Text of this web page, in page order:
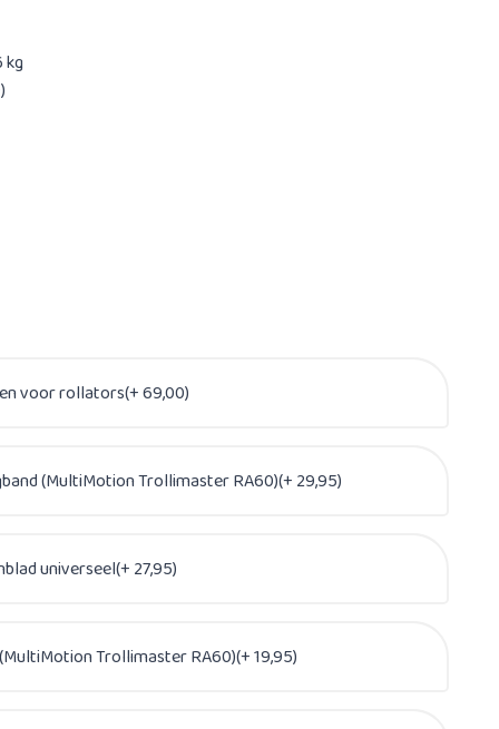
kg
voor rollators(+ 69,00)
(MultiMotion Trollimaster RA60)(+ 29,95)
universeel(+ 27,95)
Trollimaster RA60)(+ 19,95)